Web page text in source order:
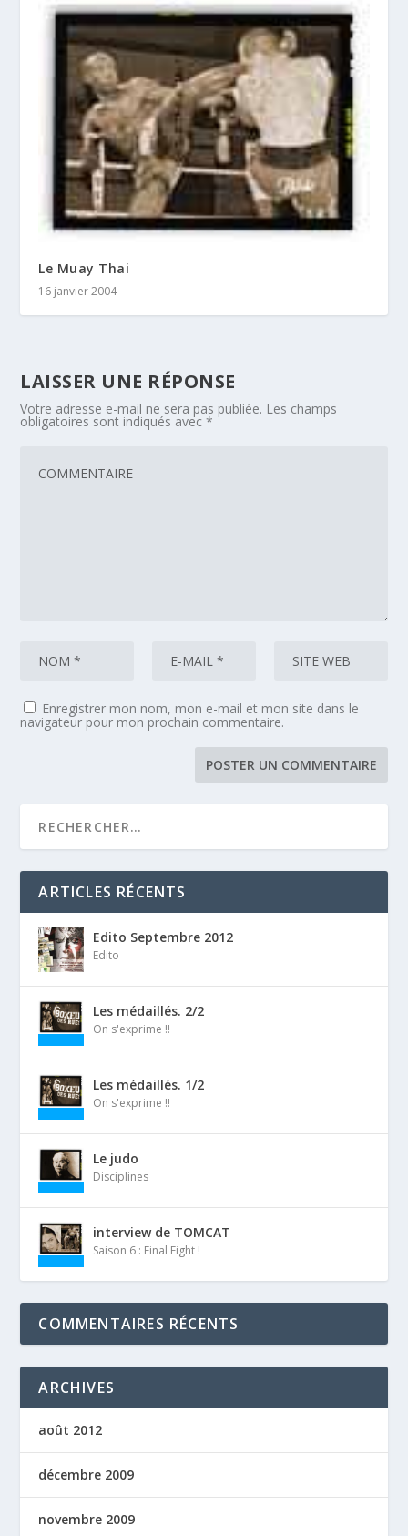
Le Muay Thai
16 janvier 2004
LAISSER UNE RÉPONSE
Votre adresse e-mail ne sera pas publiée. Les champs
obligatoires sont indiqués avec*
Enregistrer mon nom, mon e-mail et mon site dans le
navigateur pour mon prochain commentaire.
ARTICLES RÉCENTS
Edito Septembre 2012
Edito
Les médaillés. 2/2
On s'exprime !!
Les médaillés. 1/2
On s'exprime !!
Le judo
Disciplines
interview de TOMCAT
Saison 6 : Final Fight !
COMMENTAIRES RÉCENTS
ARCHIVES
août 2012
décembre 2009
novembre 2009